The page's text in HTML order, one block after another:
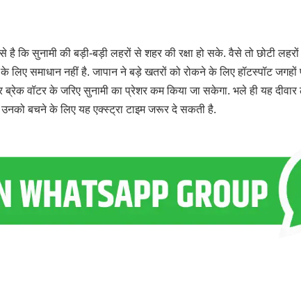
से है कि सुनामी की बड़ी-बड़ी लहरों से शहर की रक्षा हो सके. वैसे तो छोटी
लिए समाधान नहीं है. जापान ने बड़े खतरों को रोकने के लिए हॉटस्पॉट जगहों
ब्रेक वॉटर के जरिए सुनामी का प्रेशर कम किया जा सकेगा. भले ही यह दीवार
उनको बचने के लिए यह एक्स्ट्रा टाइम जरूर दे सकती है.